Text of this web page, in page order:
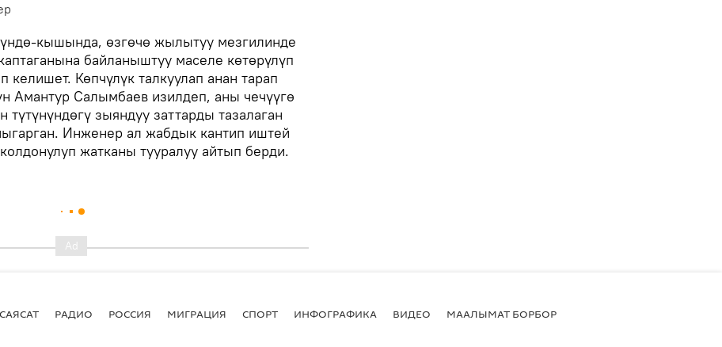
кышында, өзгөчө жылытуу мезгилинде
байланыштуу маселе көтөрүлүп
келишет. Көпчүлүк талкуулап анан тарап
Амантур Салымбаев изилдеп, аны чечүүгө
зыяндуу заттарды тазалаган
Инженер ал жабдык кантип иштей
жатканы тууралуу айтып берди.
САЯСАТ РАДИО РОССИЯ МИГРАЦИЯ СПОРТ ИНФОГРАФИКА ВИДЕО МААЛЫМАТ БОРБОР